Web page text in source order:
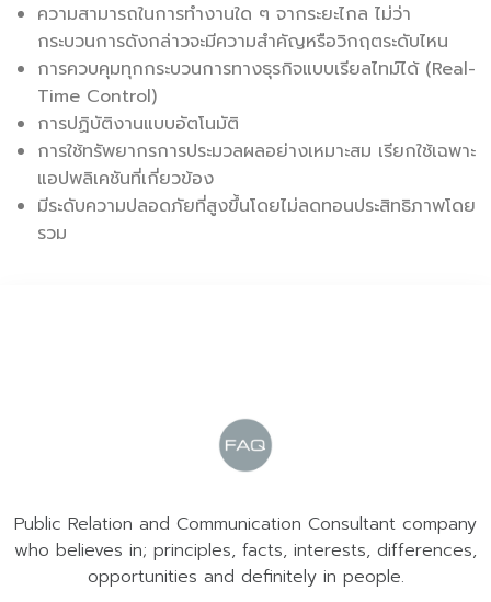
ความสามารถในการทำงานใด ๆ จากระยะไกล ไม่ว่า
กระบวนการดังกล่าวจะมีความสำคัญหรือวิกฤตระดับไหน
การควบคุมทุกกระบวนการทางธุรกิจแบบเรียลไทม์ได้ (Real-
Time Control)
การปฏิบัติงานแบบอัตโนมัติ
การใช้ทรัพยากรการประมวลผลอย่างเหมาะสม เรียกใช้เฉพาะ
แอปพลิเคชันที่เกี่ยวข้อง
มีระดับความปลอดภัยที่สูงขึ้นโดยไม่ลดทอนประสิทธิภาพโดย
รวม
Public Relation and Communication Consultant company
who believes in; principles, facts, interests, differences,
opportunities and definitely in people.